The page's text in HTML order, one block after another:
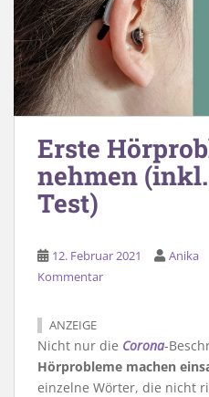
Erste
nehmen
Test)
12. Februar 2021 Anika
Kommentar
ANZEIGE
Nicht nur die Corona-
Hörprobleme machen
einzelne Wörter, die nicht